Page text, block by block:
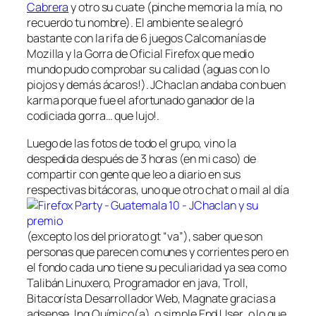
Cabreray otro su cuate (pinche memoria la mía, no
recuerdo tu nombre). El ambiente se alegró
bastante con la rifa de 6 juegos Calcomanías de
Mozilla y la Gorra de Oficial Firefox que medio
mundo pudo comprobar su calidad (aguas con lo
piojos y demás ácaros!). JChaclan andaba con buen
karma porque fue el afortunado ganador de la
codiciada gorra… que lujo!.
Luego de las fotos de todo el grupo, vino la
despedida después de 3 horas (en mi caso) de
compartir con gente que leo a diario en sus
respectivas bitácoras, uno que otro chat o mail al día
(excepto los delpriorato gt“va”), saber que son
personas que parecen comunes y corrientes pero en
el fondo cada uno tiene su peculiaridad ya sea como
Talibán Linuxero, Programador en java,Troll,
Bitacorísta Desarrollador Web, Magnategracias a